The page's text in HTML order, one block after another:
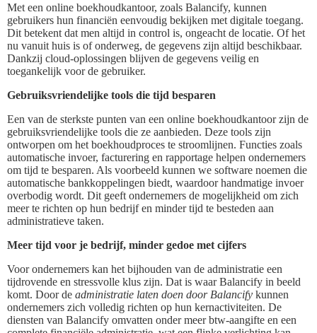
Met een online boekhoudkantoor, zoals Balancify, kunnen
gebruikers hun financiën eenvoudig bekijken met digitale toegang.
Dit betekent dat men altijd in control is, ongeacht de locatie. Of het
nu vanuit huis is of onderweg, de gegevens zijn altijd beschikbaar.
Dankzij cloud-oplossingen blijven de gegevens veilig en
toegankelijk voor de gebruiker.
Gebruiksvriendelijke tools die tijd besparen
Een van de sterkste punten van een online boekhoudkantoor zijn de
gebruiksvriendelijke tools die ze aanbieden. Deze tools zijn
ontworpen om het boekhoudproces te stroomlijnen. Functies zoals
automatische invoer, facturering en rapportage helpen ondernemers
om tijd te besparen. Als voorbeeld kunnen we software noemen die
automatische bankkoppelingen biedt, waardoor handmatige invoer
overbodig wordt. Dit geeft ondernemers de mogelijkheid om zich
meer te richten op hun bedrijf en minder tijd te besteden aan
administratieve taken.
Meer tijd voor je bedrijf, minder gedoe met cijfers
Voor ondernemers kan het bijhouden van de administratie een
tijdrovende en stressvolle klus zijn. Dat is waar Balancify in beeld
komt. Door de administratie laten doen door Balancify kunnen
ondernemers zich volledig richten op hun kernactiviteiten. De
diensten van Balancify omvatten onder meer btw-aangifte en een